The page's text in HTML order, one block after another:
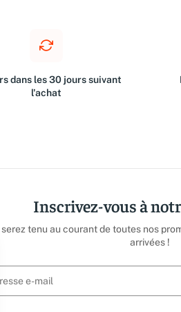
dans les 30 jours suivant
l'achat
Inscrivez-vous à
serez tenu au courant de toutes nos
arrivées !